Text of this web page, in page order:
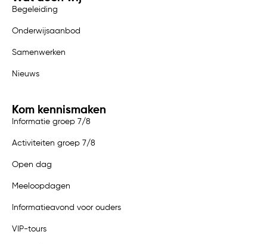
Begeleiding
Onderwijsaanbod
Samenwerken
Nieuws
Kom kennismaken
Informatie groep 7/8
Activiteiten groep 7/8
Open dag
Meeloopdagen
Informatieavond voor ouders
VIP-tours